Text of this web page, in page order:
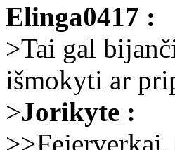
Elinga0417 :
>Tai gal
išmokyti ar
>Jorikyte :